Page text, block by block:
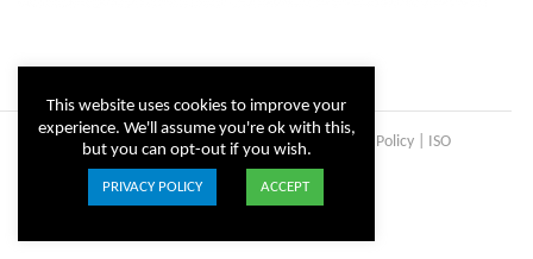
Copyright © Steltix2026 | Disclaimer Privacy Policy| ISO
Certificate
ISO Facebook
X LinkedInYouTube
This website uses cookies to improve your
experience. We'll assume you're ok with this,
but you can opt-out if you wish.
PRIVACY POLICY ACCEPT